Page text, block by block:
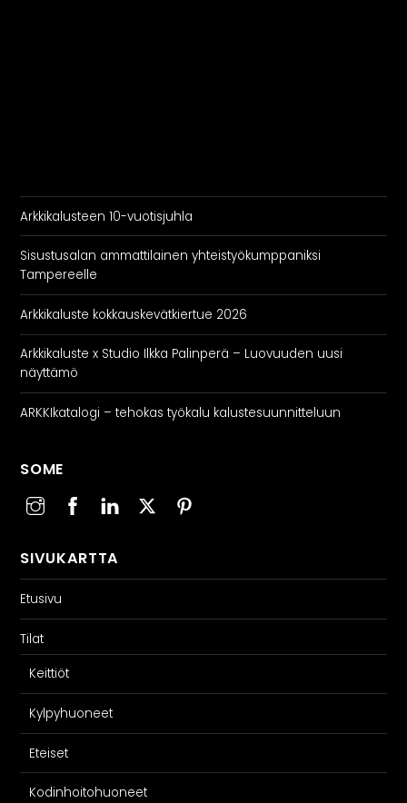
Arkkikalusteen 10-vuotisjuhla
Sisustusalan ammattilainen yhteistyökumppaniksi
Tampereelle
Arkkikaluste kokkauskevätkiertue 2026
Arkkikaluste x Studio Ilkka Palinperä – Luovuuden uusi
näyttämö
ARKKIkatalogi – tehokas työkalu kalustesuunnitteluun
SOME
SIVUKARTTA
Etusivu
Tilat
Keittiöt
Kylpyhuoneet
Eteiset
Kodinhoitohuoneet